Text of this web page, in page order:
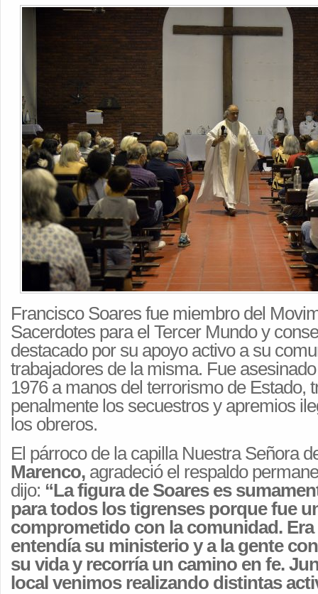
Francisco Soares fue miembro del
Sacerdotes para el Tercer Mundo y
destacado por su apoyo activo a su
trabajadores de la misma. Fue
1976 a manos del terrorismo de Estado,
penalmente los secuestros y apremios
los obreros.
El párroco de la capilla Nuestra Señora
Marenco, agradeció el respaldo
dijo: “La figura de Soares es
para todos los tigrenses porque fue
comprometido con la comunidad.
entendía su ministerio y a la gente
su vida y recorría un camino en fe.
local venimos realizando distintas